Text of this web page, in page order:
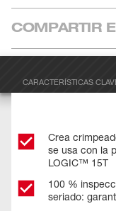
COMPARTIR
CARACTERÍSTICAS
Crea
se usa con la
LOGIC™ 15T
100 %
seriado: